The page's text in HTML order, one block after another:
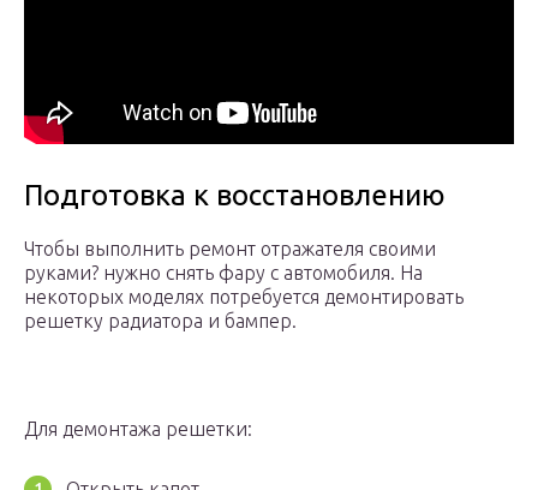
Подготовка к восстановлению
Чтобы выполнить ремонт отражателя своими
руками? нужно снять фару с автомобиля. На
некоторых моделях потребуется демонтировать
решетку радиатора и бампер.
Для демонтажа решетки: